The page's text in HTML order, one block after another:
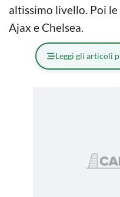
altissimo livello. Poi
Ajax e Chelsea.
Leggi gli articoli